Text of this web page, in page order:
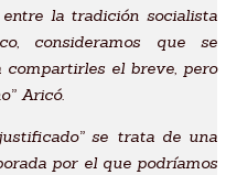
la tradición socialista
consideramos que se
el breve, pero
Aricó.
se trata de una
por el que podríamos